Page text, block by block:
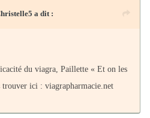
a dit :
du viagra, Paillette « Et on les
ici : viagrapharmacie.net